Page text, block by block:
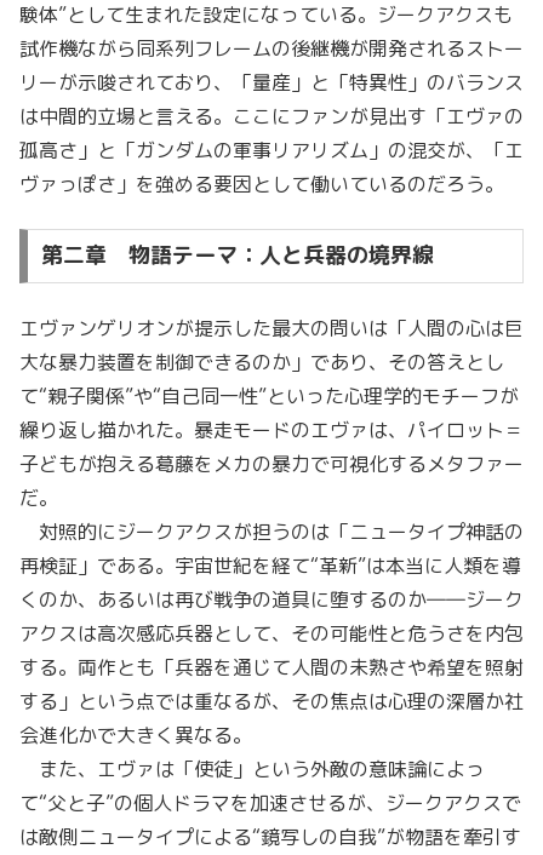
験体”として生まれた設定になっている。ジークアクスも
試作機ながら同系列フレームの後継機が開発されるストー
リーが示唆されており、「量産」と「特異性」のバランス
は中間的立場と言える。ここにファンが見出す「エヴァの
孤高さ」と「ガンダムの軍事リアリズム」の混交が、「エ
ヴァっぽさ」を強める要因として働いているのだろう。
第二章 物語テーマ：人と兵器の境界線
エヴァンゲリオンが提示した最大の問いは「人間の心は巨
大な暴力装置を制御できるのか」であり、その答えとし
て“親子関係”や“自己同一性”といった心理学的モチーフが
繰り返し描かれた。暴走モードのエヴァは、パイロット＝
子どもが抱える葛藤をメカの暴力で可視化するメタファー
だ。
対照的にジークアクスが担うのは「ニュータイプ神話の
再検証」である。宇宙世紀を経て“革新”は本当に人類を導
くのか、あるいは再び戦争の道具に堕するのか――ジーク
アクスは高次感応兵器として、その可能性と危うさを内包
する。両作とも「兵器を通じて人間の未熟さや希望を照射
する」という点では重なるが、その焦点は心理の深層か社
会進化かで大きく異なる。
また、エヴァは「使徒」という外敵の意味論によっ
て“父と子”の個人ドラマを加速させるが、ジークアクスで
は敵側ニュータイプによる“鏡写しの自我”が物語を牽引す